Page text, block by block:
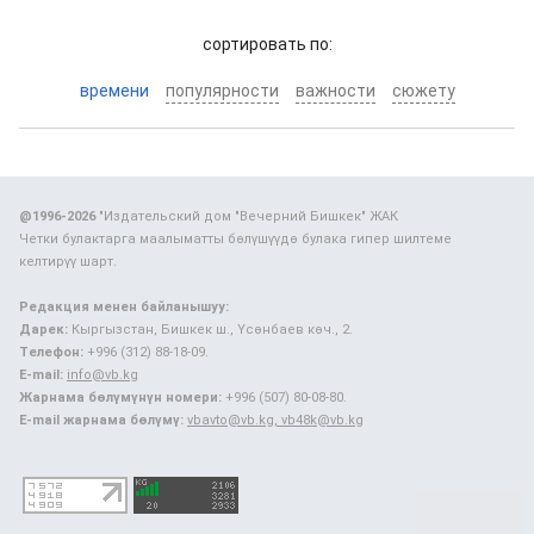
cортировать по:
времени популярности важности сюжету
@1996-2026"Издательский дом "Вечерний Бишкек" ЖАК
Четки булактарга маалыматты бөлүшүүдө булака гипер шилтеме
келтирүү шарт.
Редакция менен байланышуу:
Дарек: Кыргызстан, Бишкек ш., Үсөнбаев көч., 2.
Телефон: +996 (312) 88-18-09.
E-mail: info@vb.kg
Жарнама бөлүмүнүн номери: +996 (507) 80-08-80.
E-mail жарнама бөлүмү: vbavto@vb.kg, vb48k@vb.kg